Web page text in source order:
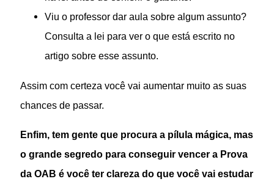
Viu o professor dar aula sobre algum assunto?
Consulta a lei para ver o que está escrito no
artigo sobre esse assunto.
Assim com certeza você vai aumentar muito as suas
chances de passar.
Enfim, tem gente que procura a pílula mágica, mas
o grande segredo para conseguir vencer a Prova
da OAB é você ter clareza do que você vai estudar